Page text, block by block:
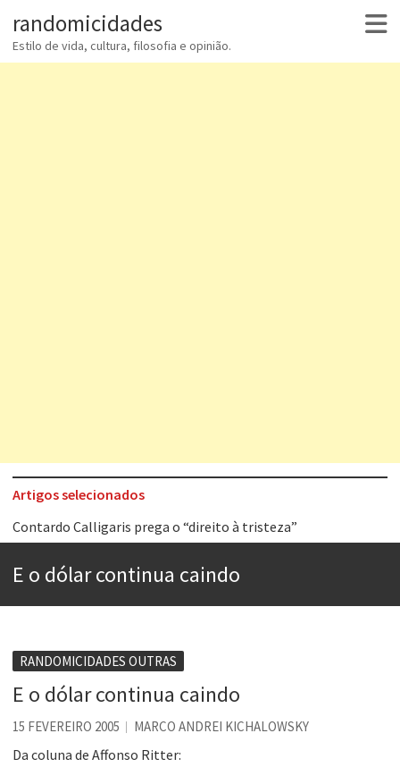
randomicidades
Estilo de vida, cultura, filosofia e opinião.
Artigos selecionados
Contardo Calligaris prega o “direito à tristeza”
Se queres salvar o mundo, o veganismo não é a resposta
Tem que filmar isso daí
A construção da urbanidade
Aprender a fracassar é o segredo do sucesso
E o dólar continua caindo
RANDOMICIDADES OUTRAS
E o dólar continua caindo
15 FEVEREIRO 2005 MARCO ANDREI KICHALOWSKY
Da coluna de Affonso Ritter: